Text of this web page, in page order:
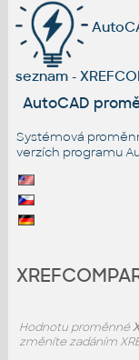
seznam -
AutoCAD
Systémová
verzích programu
Hodnotu proměnné
změníte zadáním